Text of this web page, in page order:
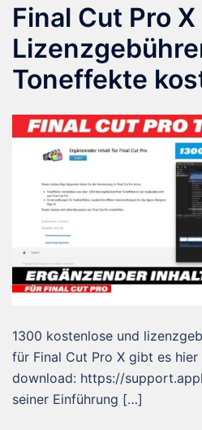
Final Cut Pro
Toneffekte
1300 kostenlose und
für Final Cut Pro X gibt es
download: https://
seiner Einführung […]